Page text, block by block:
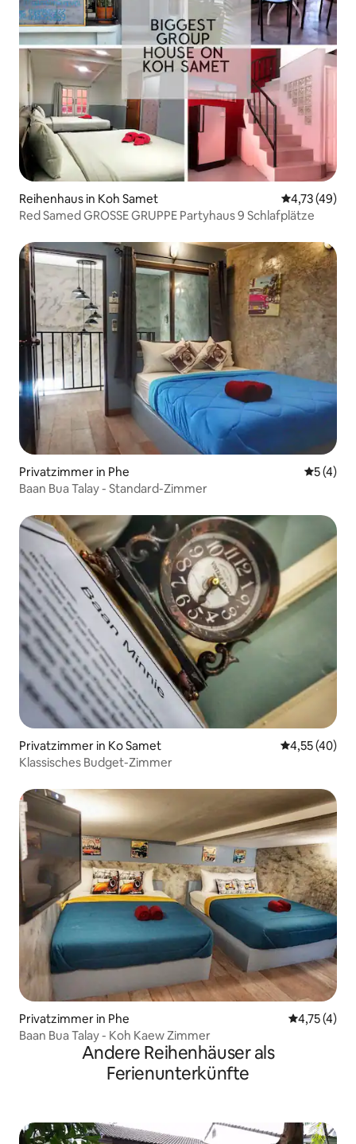
Reihenhaus in Koh Samet
4,73 (49)
Red Samed GROSSE GRUPPE Partyhaus 9 Schlafplätze
Privatzimmer in Phe
5 (4)
Baan Bua Talay - Standard-Zimmer
Privatzimmer in Ko Samet
4,55 (40)
Klassisches Budget-Zimmer
Privatzimmer in Phe
4,75 (4)
Baan Bua Talay - Koh Kaew Zimmer
Andere Reihenhäuser als
Ferienunterkünfte